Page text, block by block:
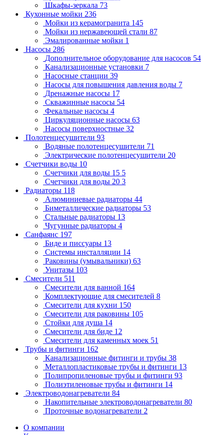
Шкафы-зеркала 73
Кухонные мойки 236
Мойки из керамогранита 145
Мойки из нержавеющей стали 87
Эмалированные мойки 1
Насосы 286
Дополнительное оборудование для насосов 54
Канализационные установки 7
Насосные станции 39
Насосы для повышения давления воды 7
Дренажные насосы 17
Скважинные насосы 54
Фекальные насосы 4
Циркуляционные насосы 63
Насосы поверхностные 32
Полотенцесушители 93
Водяные полотенцесушители 71
Электрические полотенцесушители 20
Счетчики воды 10
Счетчики для воды 15 5
Счетчики для воды 20 3
Радиаторы 118
Алюминиевые радиаторы 44
Биметаллические радиаторы 53
Стальные радиаторы 13
Чугунные радиаторы 4
Санфаянс 197
Биде и писсуары 13
Системы инсталляции 14
Раковины (умывальники) 63
Унитазы 103
Смесители 511
Смесители для ванной 164
Комплектующие для смесителей 8
Смесители для кухни 150
Смесители для раковины 105
Стойки для душа 14
Смесители для биде 12
Смесители для каменных моек 51
Трубы и фитинги 162
Канализационные фитинги и трубы 38
Металлопластиковые трубы и фитинги 13
Полипропиленовые трубы и фитинги 93
Полиэтиленовые трубы и фитинги 14
Электроводонагреватели 84
Накопительные электроводонагреватели 80
Проточные водонагреватели 2
О компании